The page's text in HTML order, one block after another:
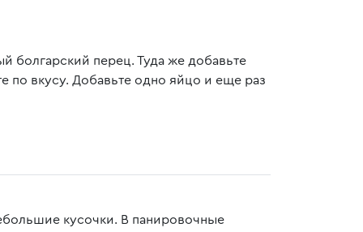
болгарский перец. Туда же добавьте
вкусу. Добавьте одно яйцо и еще раз
кусочки. В панировочные